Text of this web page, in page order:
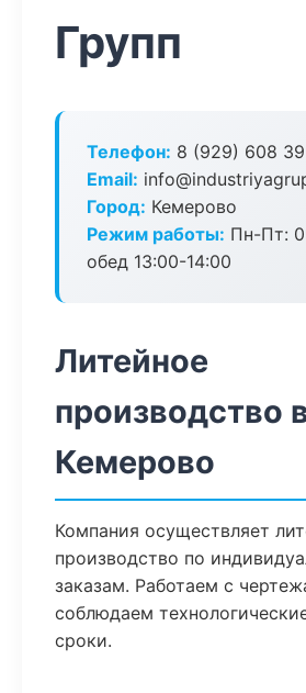
Групп
Телефон: 8 (929) 608
Email:
Город: Кемерово
Режим работы: Пн-Пт:
обед 13:00-14:00
Литейное
производство
Кемерово
Компания осуществляет
производство по
заказам. Работаем с
соблюдаем
сроки.